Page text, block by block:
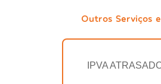
Outros Serviços
IPVA